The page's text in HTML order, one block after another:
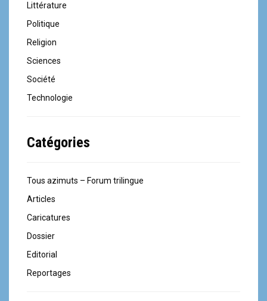
Littérature
Politique
Religion
Sciences
Société
Technologie
Catégories
Tous azimuts – Forum trilingue
Articles
Caricatures
Dossier
Editorial
Reportages